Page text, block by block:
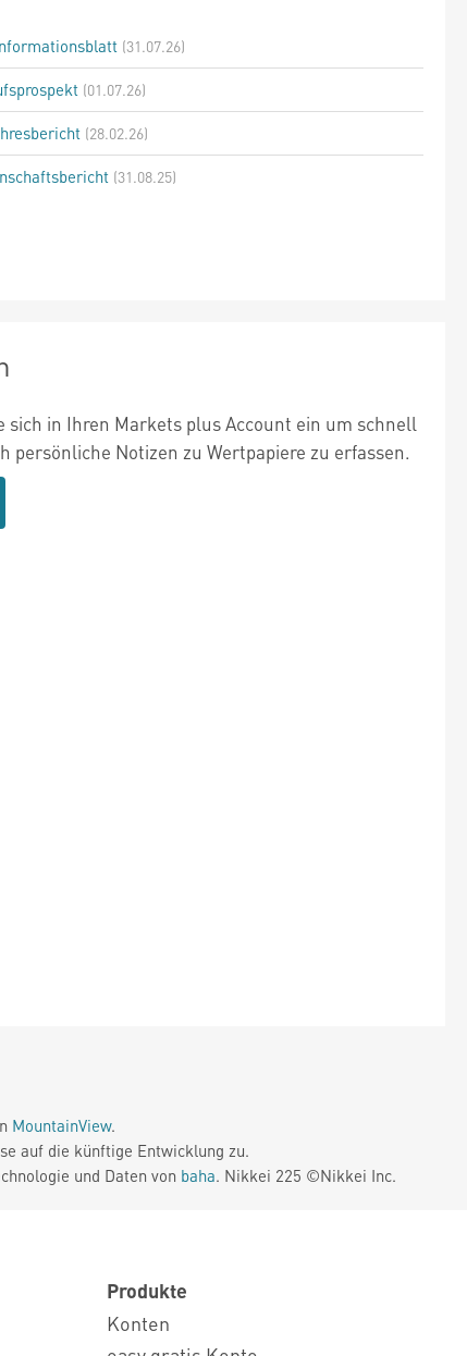
(31.07.26)
(01.07.26)
(28.02.26)
(31.08.25)
sich in Ihren Markets plus Account ein um schnell
persönliche Notizen zu Wertpapiere zu erfassen.
MountainView.
auf die künftige Entwicklung zu.
und Daten von baha. Nikkei 225 ©Nikkei Inc.
Produkte
Konten